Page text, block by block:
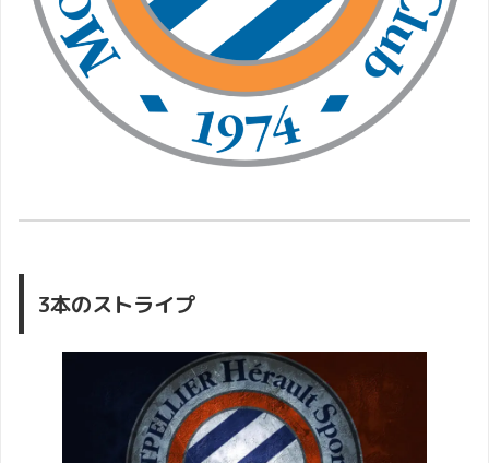
3本のストライプ